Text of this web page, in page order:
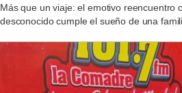
Más que un viaje: el emotivo reencuentro
desconocido cumple el sueño de una